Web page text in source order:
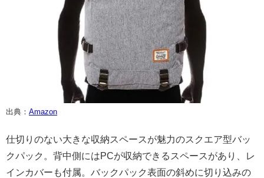
出典： Amazon
仕切りのない大きな収納スペースが魅力のスクエア型バッ
クパック。背中側にはPCが収納できるスペースがあり、レ
インカバーも付属。バックパック表面の斜めに切り込みの